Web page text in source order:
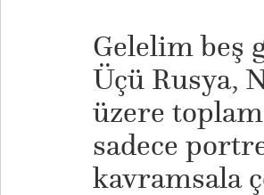
Gelelim beş
Üçü Rusya,
üzere
sadece
kavramsala